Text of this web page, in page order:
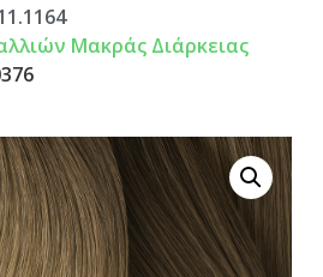
Μακράς Διάρκειας